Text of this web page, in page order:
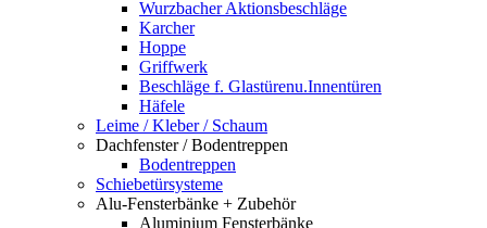
Wurzbacher Aktionsbeschläge
Karcher
Hoppe
Griffwerk
Beschläge f. Glastürenu.Innentüren
Häfele
Leime / Kleber / Schaum
Dachfenster / Bodentreppen
Bodentreppen
Schiebetürsysteme
Alu-Fensterbänke + Zubehör
Aluminium Fensterbänke